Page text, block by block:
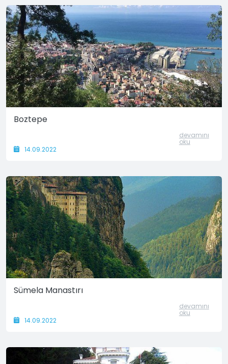
Boztepe
devamını
oku
14.09.2022
Sümela Manastırı
devamını
oku
14.09.2022